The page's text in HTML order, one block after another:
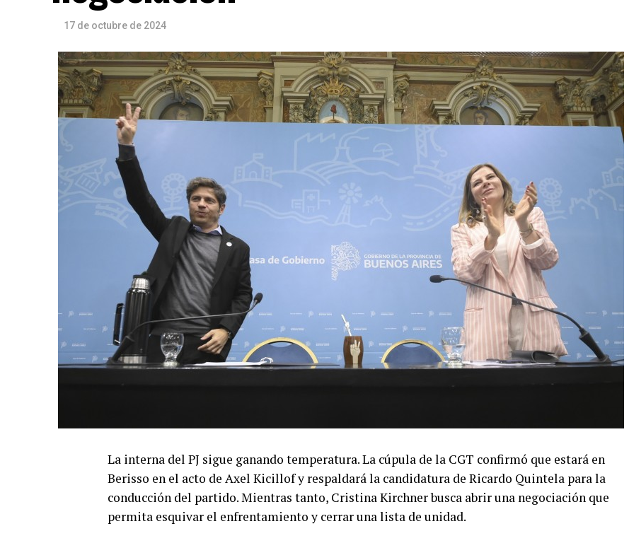
17 de octubre de 2024
La interna del PJ sigue ganando temperatura. La cúpula de la CGT confirmó que estará en
Berisso en el acto de Axel Kicillof y respaldará la candidatura de Ricardo Quintela para la
conducción del partido. Mientras tanto, Cristina Kirchner busca abrir una negociación que
permita esquivar el enfrentamiento y cerrar una lista de unidad.